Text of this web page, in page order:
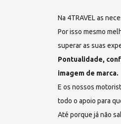
Na 4TRAVEL as
Por isso mesmo
superar as suas
Pontualidade,
imagem de marca.
E os nossos
todo o apoio para
Até porque já não